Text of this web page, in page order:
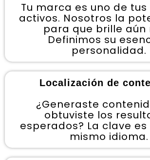
Tu marca es uno de
activos. Nosotros la
para que brille aún
Definimos su
personalidad.
Localización de
¿Generaste
obtuviste los
esperados? La clave
mismo idioma.